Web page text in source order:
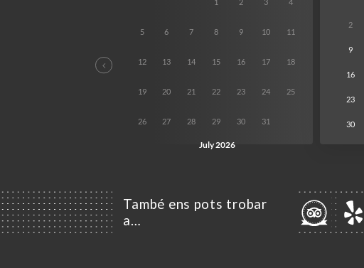
També ens pots trobar
a…